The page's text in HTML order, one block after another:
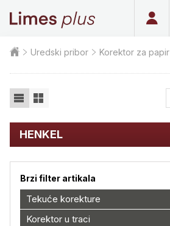
Uredski pribor Korektor za papir
HENKEL
Brzi filter artikala
Tekuće korekture
Korektor u traci